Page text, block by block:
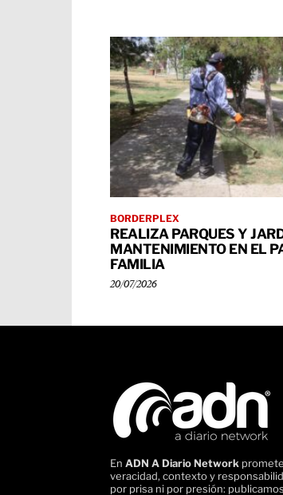
BORDERPLEX
REALIZA PARQUES Y
MANTENIMIENTO EN EL
FAMILIA
20/07/2026
En ADN A Diario Network
veracidad, contexto y
por prisa ni por presión: